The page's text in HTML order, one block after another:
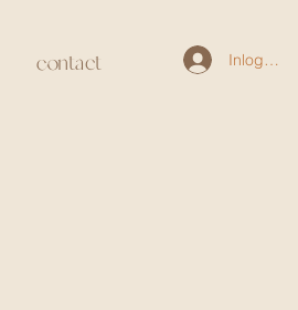
contact Inloggen